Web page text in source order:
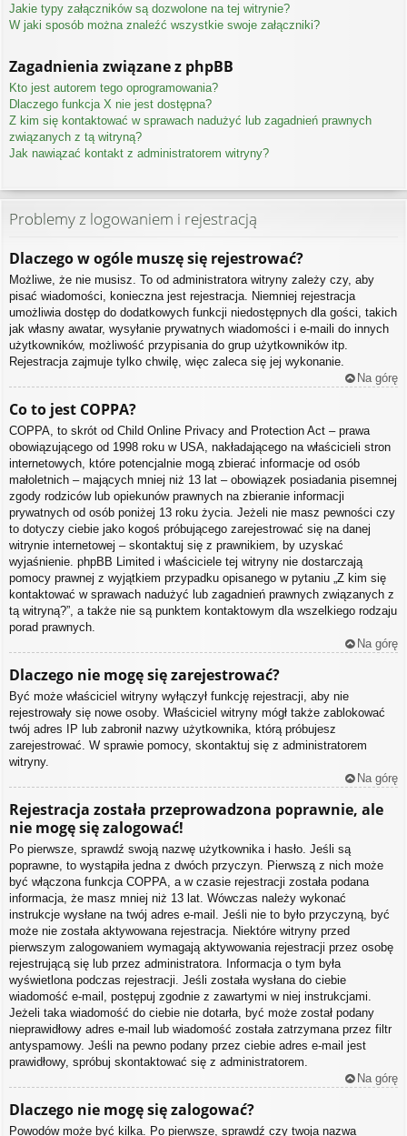
Jakie typy załączników są dozwolone na tej witrynie?
W jaki sposób można znaleźć wszystkie swoje załączniki?
Zagadnienia związane z phpBB
Kto jest autorem tego oprogramowania?
Dlaczego funkcja X nie jest dostępna?
Z kim się kontaktować w sprawach nadużyć lub zagadnień prawnych
związanych z tą witryną?
Jak nawiązać kontakt z administratorem witryny?
Problemy z logowaniem i rejestracją
Dlaczego w ogóle muszę się rejestrować?
Możliwe, że nie musisz. To od administratora witryny zależy czy, aby
pisać wiadomości, konieczna jest rejestracja. Niemniej rejestracja
umożliwia dostęp do dodatkowych funkcji niedostępnych dla gości, takich
jak własny awatar, wysyłanie prywatnych wiadomości i e-maili do innych
użytkowników, możliwość przypisania do grup użytkowników itp.
Rejestracja zajmuje tylko chwilę, więc zaleca się jej wykonanie.
Na górę
Co to jest COPPA?
COPPA, to skrót od Child Online Privacy and Protection Act – prawa
obowiązującego od 1998 roku w USA, nakładającego na właścicieli stron
internetowych, które potencjalnie mogą zbierać informacje od osób
małoletnich – mających mniej niż 13 lat – obowiązek posiadania pisemnej
zgody rodziców lub opiekunów prawnych na zbieranie informacji
prywatnych od osób poniżej 13 roku życia. Jeżeli nie masz pewności czy
to dotyczy ciebie jako kogoś próbującego zarejestrować się na danej
witrynie internetowej – skontaktuj się z prawnikiem, by uzyskać
wyjaśnienie. phpBB Limited i właściciele tej witryny nie dostarczają
pomocy prawnej z wyjątkiem przypadku opisanego w pytaniu „Z kim się
kontaktować w sprawach nadużyć lub zagadnień prawnych związanych z
tą witryną?”, a także nie są punktem kontaktowym dla wszelkiego rodzaju
porad prawnych.
Na górę
Dlaczego nie mogę się zarejestrować?
Być może właściciel witryny wyłączył funkcję rejestracji, aby nie
rejestrowały się nowe osoby. Właściciel witryny mógł także zablokować
twój adres IP lub zabronił nazwy użytkownika, którą próbujesz
zarejestrować. W sprawie pomocy, skontaktuj się z administratorem
witryny.
Na górę
Rejestracja została przeprowadzona poprawnie, ale
nie mogę się zalogować!
Po pierwsze, sprawdź swoją nazwę użytkownika i hasło. Jeśli są
poprawne, to wystąpiła jedna z dwóch przyczyn. Pierwszą z nich może
być włączona funkcja COPPA, a w czasie rejestracji została podana
informacja, że masz mniej niż 13 lat. Wówczas należy wykonać
instrukcje wysłane na twój adres e-mail. Jeśli nie to było przyczyną, być
może nie została aktywowana rejestracja. Niektóre witryny przed
pierwszym zalogowaniem wymagają aktywowania rejestracji przez osobę
rejestrującą się lub przez administratora. Informacja o tym była
wyświetlona podczas rejestracji. Jeśli została wysłana do ciebie
wiadomość e-mail, postępuj zgodnie z zawartymi w niej instrukcjami.
Jeżeli taka wiadomość do ciebie nie dotarła, być może został podany
nieprawidłowy adres e-mail lub wiadomość została zatrzymana przez filtr
antyspamowy. Jeśli na pewno podany przez ciebie adres e-mail jest
prawidłowy, spróbuj skontaktować się z administratorem.
Na górę
Dlaczego nie mogę się zalogować?
Powodów może być kilka. Po pierwsze, sprawdź czy twoja nazwa